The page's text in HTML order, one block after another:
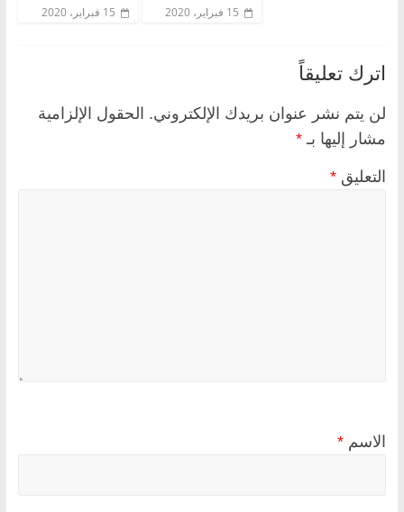
15 فبراير، 2020 15 فبراير، 2020
اترك تعليقاً
لن يتم نشر عنوان بريدك الإلكتروني. الحقول الإلزامية
مشار إليها بـ *
التعليق *
الاسم *